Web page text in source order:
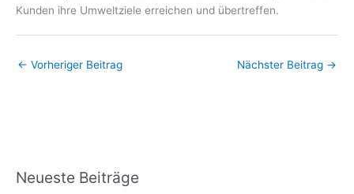
Kunden ihre Umweltziele erreichen und übertreffen.
← Vorheriger Beitrag Nächster Beitrag →
Neueste Beiträge